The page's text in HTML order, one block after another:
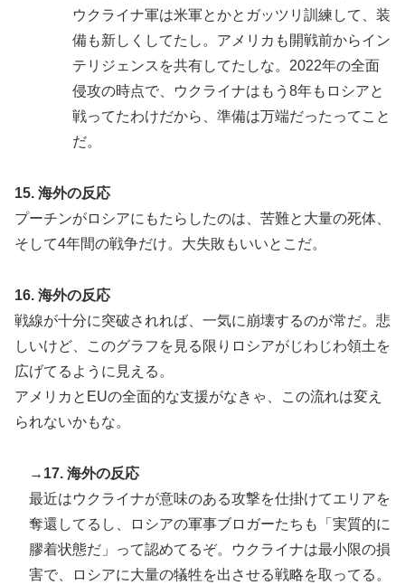
ウクライナ軍は米軍とかとガッツリ訓練して、装
備も新しくしてたし。アメリカも開戦前からイン
テリジェンスを共有してたしな。2022年の全面
侵攻の時点で、ウクライナはもう8年もロシアと
戦ってたわけだから、準備は万端だったってこと
だ。
15. 海外の反応
プーチンがロシアにもたらしたのは、苦難と大量の死体、
そして4年間の戦争だけ。大失敗もいいとこだ。
16. 海外の反応
戦線が十分に突破されれば、一気に崩壊するのが常だ。悲
しいけど、このグラフを見る限りロシアがじわじわ領土を
広げてるように見える。
アメリカとEUの全面的な支援がなきゃ、この流れは変え
られないかもな。
→17. 海外の反応
最近はウクライナが意味のある攻撃を仕掛けてエリアを
奪還してるし、ロシアの軍事ブロガーたちも「実質的に
膠着状態だ」って認めてるぞ。ウクライナは最小限の損
害で、ロシアに大量の犠牲を出させる戦略を取ってる。